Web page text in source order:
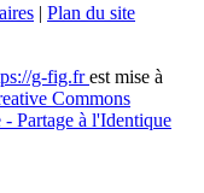
| Plan du site
g-fig.frest mise à
Commons
Partage à l'Identique